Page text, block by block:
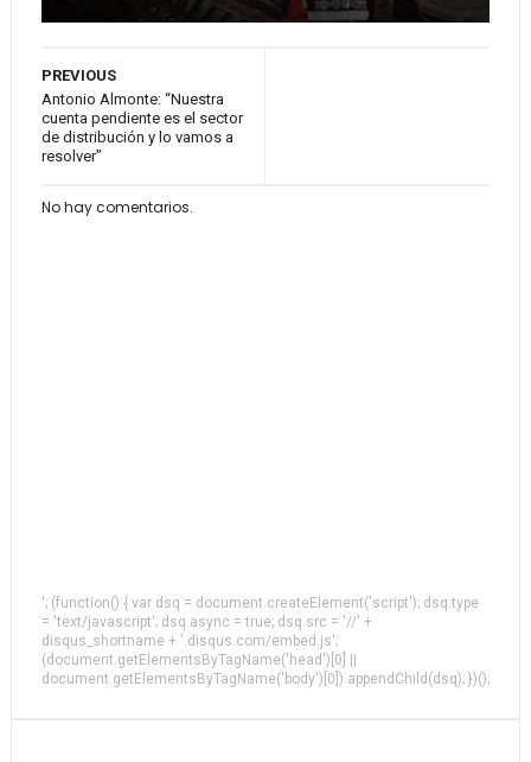
PREVIOUS
Antonio Almonte: “Nuestra
cuenta pendiente es el sector
de distribución y lo vamos a
resolver”
No hay comentarios.
'; (function() { var dsq = document.createElement('script'); dsq.type
= 'text/javascript'; dsq.async = true; dsq.src = '//' +
disqus_shortname + '.disqus.com/embed.js';
(document.getElementsByTagName('head')[0] ||
document.getElementsByTagName('body')[0]).appendChild(dsq); })();